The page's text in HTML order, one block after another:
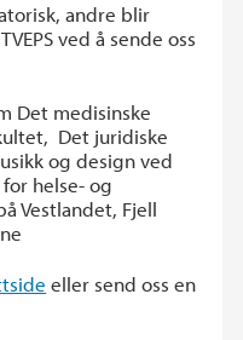
andre blir
ved å sende oss
Det medisinske
Det juridiske
og design ved
helse- og
Vestlandet, Fjell
eller send oss en